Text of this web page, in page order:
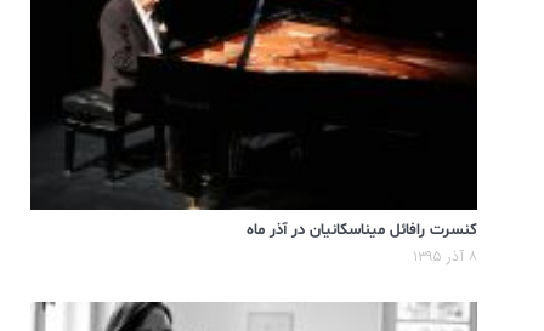
کنسرت رافائل میناسکانیان در آذر ماه
۸ آذر ۱۳۹۵